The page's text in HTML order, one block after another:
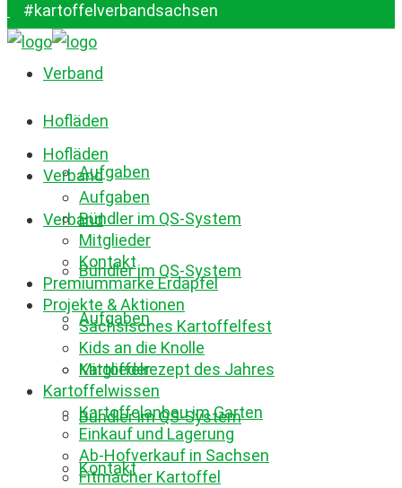
Verband
Aufgaben
Bündler im QS-System
Mitglieder
Kontakt
#kartoffelverbandsachsen
Hofläden
Verband
Aufgaben
Bündler im QS-System
Hofläden
Verband
Aufgaben
Bündler im QS-System
Mitglieder
Kontakt
Premiummarke Erdäpfel
Projekte & Aktionen
Sächsisches Kartoffelfest
Kids an die Knolle
Kartoffelrezept des Jahres
Kartoffelwissen
Kartoffelanbau im Garten
Einkauf und Lagerung
Ab-Hofverkauf in Sachsen
Fitmacher Kartoffel